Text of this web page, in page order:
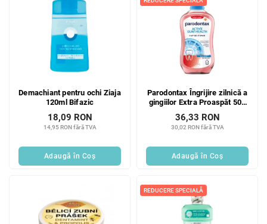
Demachiant pentru ochi Ziaja
120ml Bifazic
14,95 RON fără TVA
18,09 RON
Adaugă în Coş
Parodontax Îngrijire zilnică a
gingiilor Extra Proaspăt 500
ml
30,02 RON fără TVA
36,33 RON
Adaugă în Coş
REDUCERE SPECIALĂ